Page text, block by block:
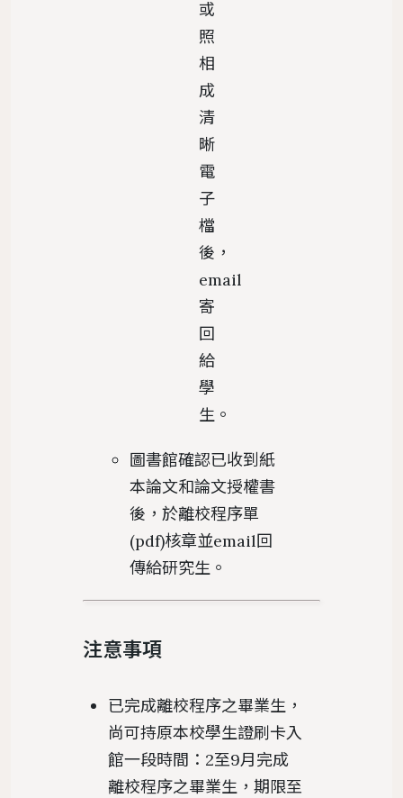
或
照
相
成
清
晰
電
子
檔
後，
email
寄
回
給
學
生。
圖書館確認已收到紙
本論文和論文授權書
後，於離校程序單
(pdf)核章並email回
傳給研究生。
注意事項
已完成離校程序之畢業生，
尚可持原本校學生證刷卡入
館一段時間：2至9月完成
離校程序之畢業生，期限至